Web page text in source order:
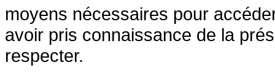
moyens nécessaires pour
avoir pris connaissance de la
respecter.